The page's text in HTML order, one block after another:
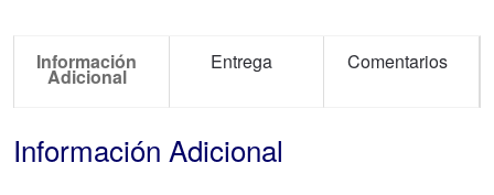
Información
Adicional
Entrega Comentarios
Información Adicional